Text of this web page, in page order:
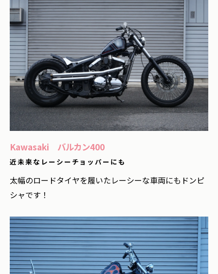
Kawasaki バルカン400
近未来なレーシーチョッパーにも
太幅のロードタイヤを履いたレーシーな車両にもドンピ
シャです！